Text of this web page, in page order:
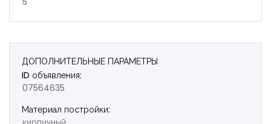
ДОПОЛНИТЕЛЬНЫЕ ПАРАМЕТРЫ
ID объявления:
07564635
Материал постройки:
Запомнить